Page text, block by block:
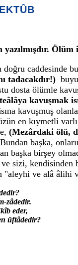
caddesinde
tadacakdır!)
dosta ölümle
kavuşmak
kavuşmuş
en kıymetli
(Mezârdaki ölü,
başka,
başka birşey
sizi, kendisinden
"aleyhi ve alâ âlihi
zâdedir.
eder,
üftâdedir?